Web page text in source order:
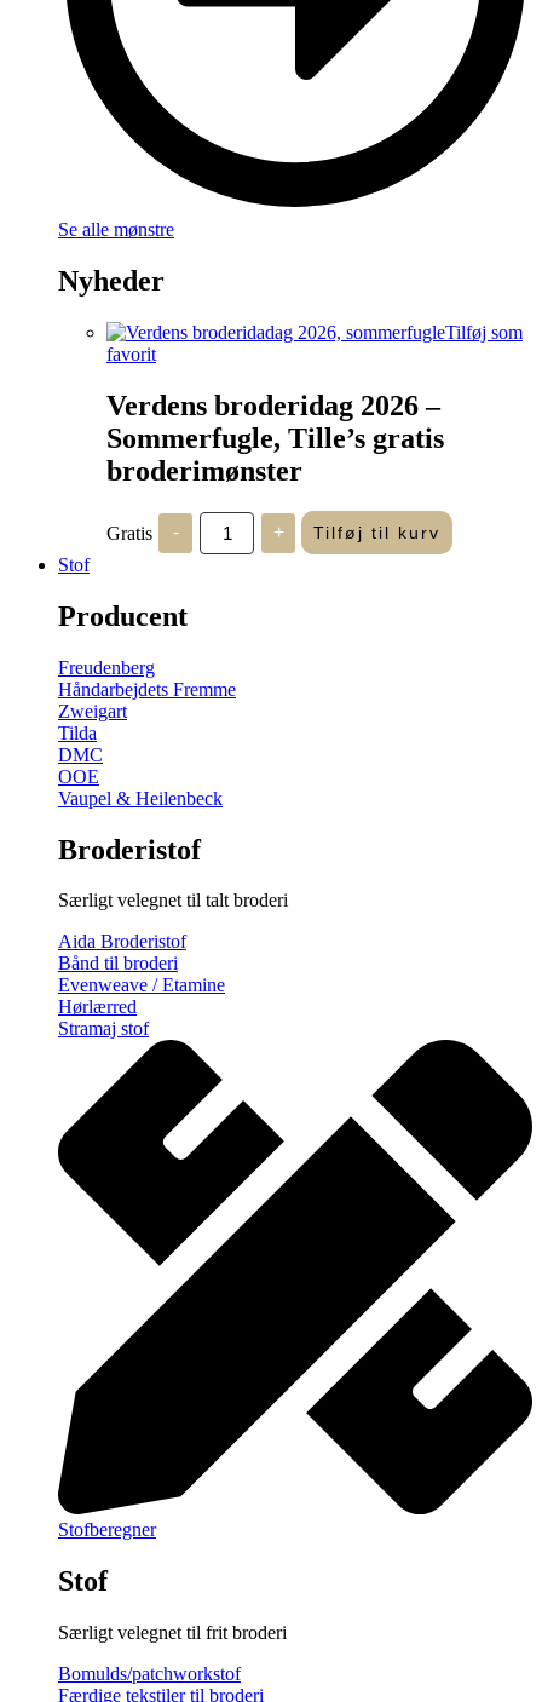
Se alle mønstre
Nyheder
Tilføj som
favorit
Verdens broderidag 2026 –
Sommerfugle, Tille’s gratis
broderimønster
Gratis -
Verdens
broderidag
2026
+ Tilføj til kurv
Stof
Producent
Freudenberg
Håndarbejdets Fremme
Zweigart
Tilda
DMC
OOE
Vaupel & Heilenbeck
Broderistof
Særligt velegnet til talt broderi
Aida Broderistof
Bånd til broderi
Evenweave / Etamine
Hørlærred
Stramaj stof
Stofberegner
Stof
Særligt velegnet til frit broderi
Bomulds/patchworkstof
Færdige tekstiler til broderi